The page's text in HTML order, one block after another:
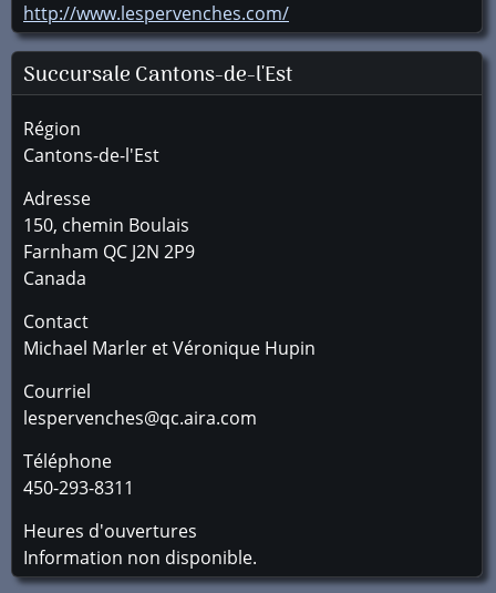
http://www.lespervenches.com/
SuccursaleCantons-de-l'Est
Région
Cantons-de-l'Est
Adresse
150, chemin Boulais
Farnham QC J2N 2P9
Canada
Contact
Michael Marler et Véronique Hupin
Courriel
lespervenches@qc.aira.com
Téléphone
450-293-8311
Heures d'ouvertures
Information non disponible.